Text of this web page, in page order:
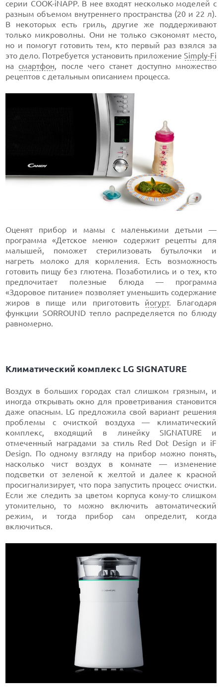
серии COOK-iNAPP. В нее входят несколько моделей с
разным объемом внутреннего пространства (20 и 22 л).
В некоторых есть гриль, другие же поддерживают
только микроволны. Они не только сэкономят место,
но и помогут готовить тем, кто первый раз взялся за
это дело. Потребуется установить приложение Simply-Fi
на смартфон, после чего станет доступно множество
рецептов с детальным описанием процесса.
Оценят прибор и мамы с маленькими детьми —
программа «Детское меню» содержит рецепты для
малышей, поможет стерилизовать бутылочки и
нагреть молоко для кормления. Есть возможность
готовить пищу без глютена. Позаботились и о тех, кто
предпочитает полезные блюда — программа
«Здоровое питание» позволяет уменьшить содержание
жиров в пище или приготовить йогурт. Благодаря
функции SORROUND тепло распределяется по блюду
равномерно.
Климатический комплекс LG SIGNATURE
Воздух в больших городах стал слишком грязным, и
иногда открывать окно для проветривания становится
даже опасным. LG предложила свой вариант решения
проблемы с очисткой воздуха — климатический
комплекс, входящий в линейку SIGNATURE и
отмеченный наградами за стиль Red Dot Design и iF
Design. По одному взгляду на прибор можно понять,
насколько чист воздух в комнате — изменение
подсветки от зеленой к желтой и далее к красной
просигнализирует, что пора запустить процесс очистки.
Если же следить за цветом корпуса кому-то слишком
утомительно, то можно включить автоматический
режим, и тогда прибор сам определит, когда
включиться.